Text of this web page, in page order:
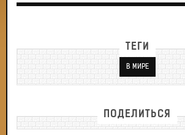
ТЕГИ
В МИРЕ
ПОДЕЛИТЬСЯ